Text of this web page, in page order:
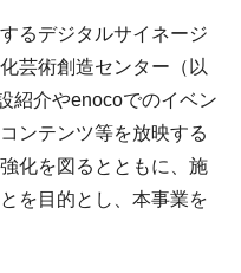
るデジタルサイネージ
芸術創造センター（以
紹介やenocoでのイベン
ンテンツ等を放映する
化を図るとともに、施
を目的とし、本事業を